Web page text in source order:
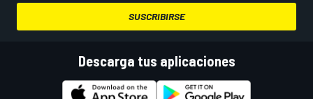
SUSCRIBIRSE
Descarga tus aplicaciones